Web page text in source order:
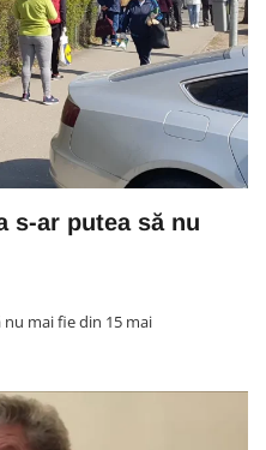
s-ar putea să nu
nu mai fie din 15 mai